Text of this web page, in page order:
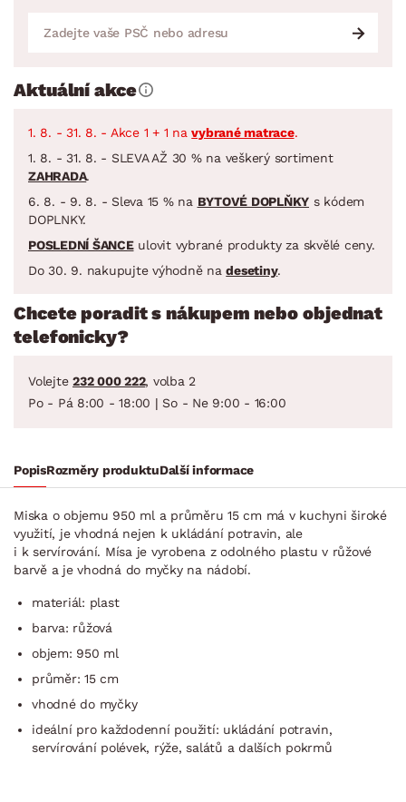
Aktuální akce
1. 8. - 31. 8. - Akce 1 + 1 navybrané matrace.
1. 8. - 31. 8. - SLEVA AŽ 30 % na veškerý sortiment
ZAHRADA.
6. 8. - 9. 8. - Sleva 15 % na BYTOVÉ DOPLŇKY s kódem
DOPLNKY.
POSLEDNÍ ŠANCEulovit vybrané produkty za skvělé ceny.
Do 30. 9. nakupujte výhodně nadesetiny.
Chcete poradit s nákupem nebo objednat
telefonicky?
Volejte 232 000 222, volba 2
Po - Pá 8:00 - 18:00 | So - Ne 9:00 - 16:00
PopisRozměry produktuDalší informace
Miska o objemu 950 ml a průměru 15 cm má v kuchyni široké
využití, je vhodná nejen k ukládání potravin, ale
i k servírování. Mísa je vyrobena z odolného plastu v růžové
barvě a je vhodná do myčky na nádobí.
materiál: plast
barva: růžová
objem: 950 ml
průměr: 15 cm
vhodné do myčky
ideální pro každodenní použití: ukládání potravin,
servírování polévek, rýže, salátů a dalších pokrmů